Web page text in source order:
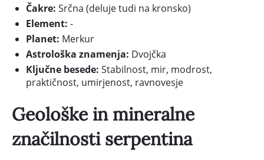
Čakre: Srčna (deluje tudi na kronsko)
Element: -
Planet: Merkur
Astrološka znamenja: Dvojčka
Ključne besede: Stabilnost, mir, modrost,
praktičnost, umirjenost, ravnovesje
Geološke in mineralne
značilnosti serpentina